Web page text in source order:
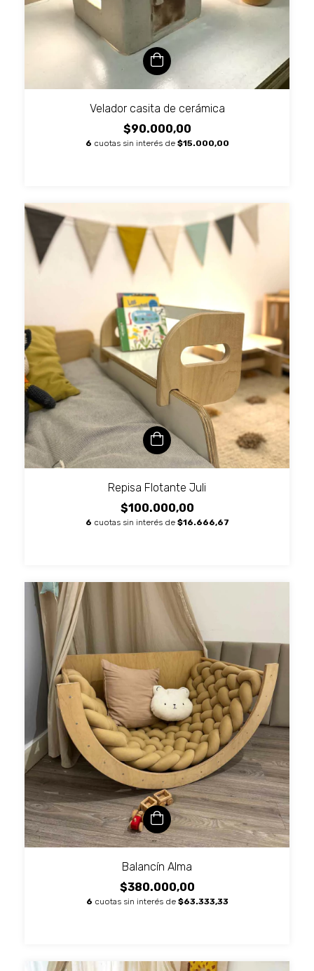
Velador casita de cerámica
$90.000,00
6 cuotas sin interés de $15.000,00
Repisa Flotante Juli
$100.000,00
6 cuotas sin interés de $16.666,67
Balancín Alma
$380.000,00
6 cuotas sin interés de $63.333,33